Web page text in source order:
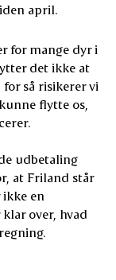
april.
for mange dyr i
det ikke at
så risikerer vi
flytte os,
udbetaling
at Friland står
en
over, hvad